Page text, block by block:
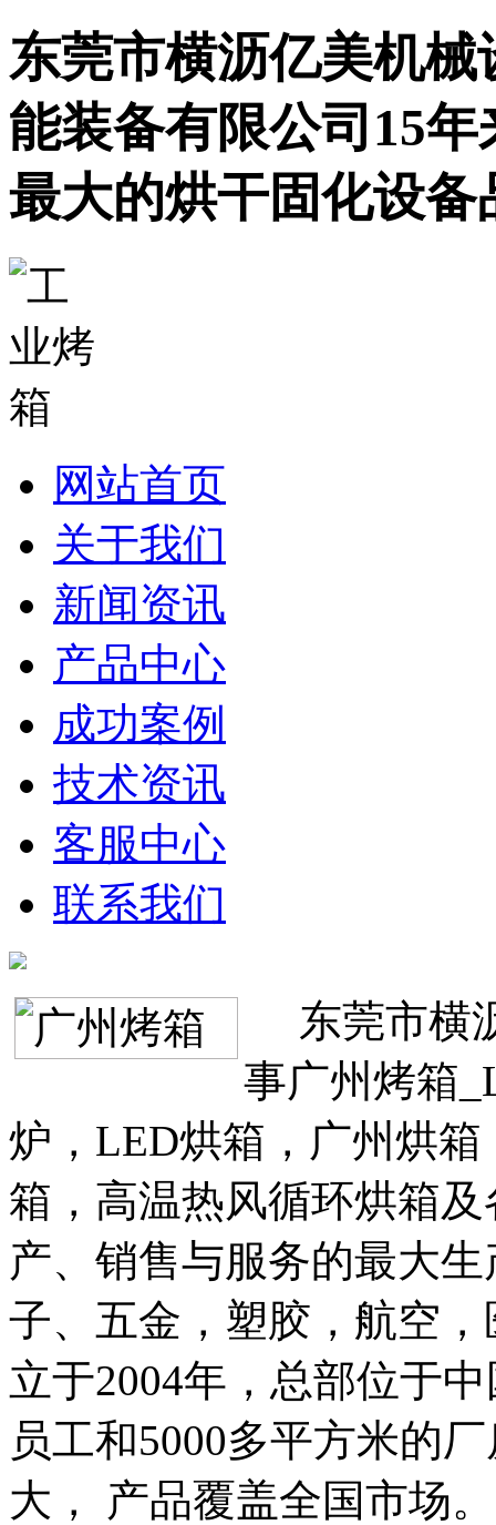
东莞市横沥亿美机
能装备有限公司15
最大的烘干固化设备
网站首页
关于我们
新闻资讯
产品中心
成功案例
技术资讯
客服中心
联系我们
东莞市横
事广州烤箱
炉，LED烘箱，广州烘
箱，高温热风循环烘箱
产、销售与服务的最大
子、五金，塑胶，航空
立于2004年，总部位于
员工和5000多平方米的
大， 产品覆盖全国市场